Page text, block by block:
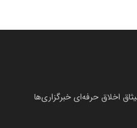
اخلاق حرفه‌ای خبرگزاری‌ها